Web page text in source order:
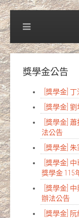
獎學金公告
[獎學金]
[獎學金]
[獎學金]
法公告
[獎學金]
[獎學金]
獎學金 115
[獎學金]
辦法公告
[獎學金]